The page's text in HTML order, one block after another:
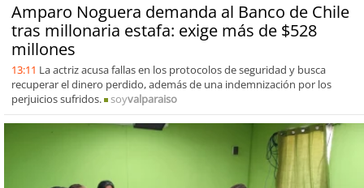
Amparo Noguera demanda al Banco de Chile
tras millonaria estafa: exige más de $528
millones
13:11 La actriz acusa fallas en los protocolos de seguridad y busca
recuperar el dinero perdido, además de una indemnización por los
perjuicios sufridos.
soyvalparaiso